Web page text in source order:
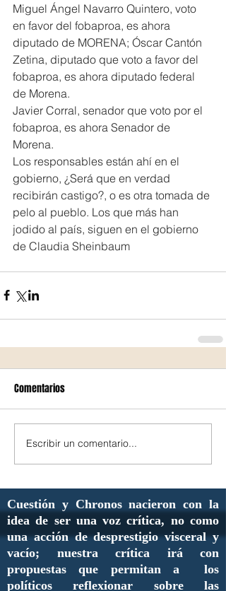
Miguel Ángel Navarro Quintero, voto
en favor del fobaproa, es ahora
diputado de MORENA; Óscar Cantón
Zetina, diputado que voto a favor del
fobaproa, es ahora diputado federal
de Morena.
Javier Corral, senador que voto por el
fobaproa, es ahora Senador de
Morena.
Los responsables están ahí en el
gobierno, ¿Será que en verdad
recibirán castigo?, o es otra tomada de
pelo al pueblo. Los que más han
jodido al país, siguen en el gobierno
de Claudia Sheinbaum
Comentarios
Escribir un comentario...
Cuestión y Chronos nacieron con la
idea de ser una voz crítica, no como
una acción de desprestigio visceral y
vacío; nuestra crítica irá con
propuestas que permitan a los
políticos reflexionar sobre las